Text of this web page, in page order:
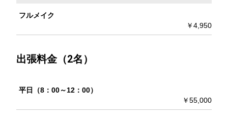
フルメイク
￥4,950
出張料金（2名）
平日（8：00～12：00）
￥55,000